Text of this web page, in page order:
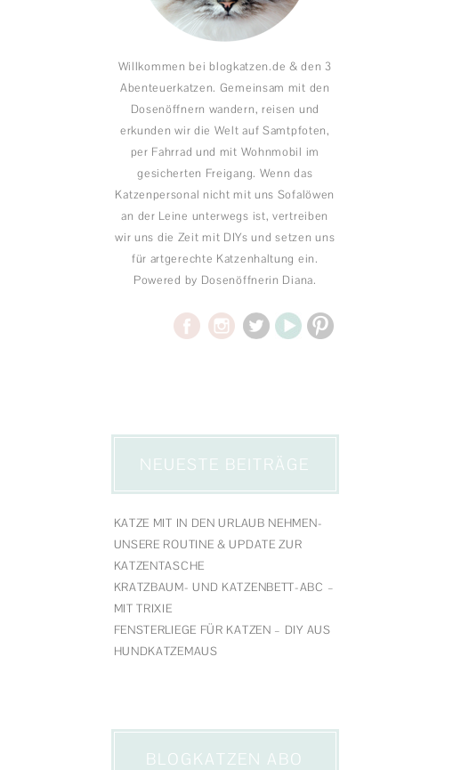
Willkommen bei blogkatzen.de & den 3
Abenteuerkatzen. Gemeinsam mit den
Dosenöffnern wandern, reisen und
erkunden wir die Welt auf Samtpfoten,
per Fahrrad und mit Wohnmobil im
gesicherten Freigang. Wenn das
Katzenpersonal nicht mit uns Sofalöwen
an der Leine unterwegs ist, vertreiben
wir uns die Zeit mit DIYs und setzen uns
für artgerechte Katzenhaltung ein.
Powered by Dosenöffnerin Diana.
NEUESTE BEITRÄGE
KATZE MIT IN DEN URLAUB NEHMEN-
UNSERE ROUTINE & UPDATE ZUR
KATZENTASCHE
KRATZBAUM- UND KATZENBETT-ABC –
MIT TRIXIE
FENSTERLIEGE FÜR KATZEN – DIY AUS
HUNDKATZEMAUS
BLOGKATZEN ABO